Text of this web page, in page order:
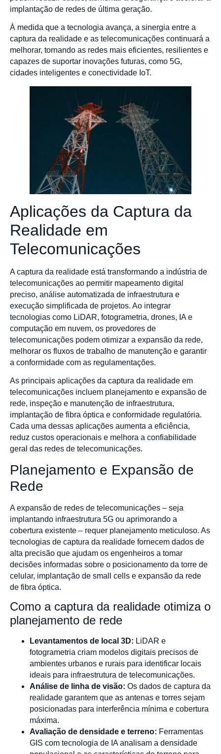
implantação de redes de última geração.
À medida que a tecnologia avança, a sinergia entre a
captura da realidade e as telecomunicações continuará a
melhorar, tornando as redes mais eficientes, resilientes e
capazes de suportar inovações futuras, como 5G,
cidades inteligentes e conectividade IoT.
Aplicações da Captura da
Realidade em
Telecomunicações
A captura da realidade está transformando a indústria de
telecomunicações ao permitir mapeamento digital
preciso, análise automatizada de infraestrutura e
execução simplificada de projetos. Ao integrar
tecnologias como LiDAR, fotogrametria, drones, IA e
computação em nuvem, os provedores de
telecomunicações podem otimizar a expansão da rede,
melhorar os fluxos de trabalho de manutenção e garantir
a conformidade com as regulamentações.
As principais aplicações da captura da realidade em
telecomunicações incluem planejamento e expansão de
rede, inspeção e manutenção de infraestrutura,
implantação de fibra óptica e conformidade regulatória.
Cada uma dessas aplicações aumenta a eficiência,
reduz custos operacionais e melhora a confiabilidade
geral das redes de telecomunicações.
Planejamento e Expansão de
Rede
A expansão de redes de telecomunicações – seja
implantando infraestrutura 5G ou aprimorando a
cobertura existente – requer planejamento meticuloso. As
tecnologias de captura da realidade fornecem dados de
alta precisão que ajudam os engenheiros a tomar
decisões informadas sobre o posicionamento da torre de
celular, implantação de small cells e expansão da rede
de fibra óptica.
Como a captura da realidade otimiza o
planejamento de rede
Levantamentos de local 3D: LiDAR e
fotogrametria criam modelos digitais precisos de
ambientes urbanos e rurais para identificar locais
ideais para infraestrutura de telecomunicações.
Análise de linha de visão: Os dados de captura da
realidade garantem que as antenas e torres sejam
posicionadas para interferência mínima e cobertura
máxima.
Avaliação de densidade e terreno: Ferramentas
GIS com tecnologia de IA analisam a densidade